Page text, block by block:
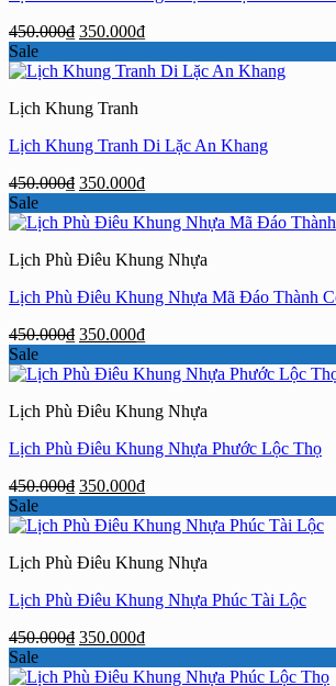
450.000₫ Giá
là:
350.000₫Giá
tại
Sale
Lịch Khung Tranh
Lịch Khung Tranh Di Lặc An Khang
450.000₫ Giá
là:
350.000₫Giá
tại
350.000₫.
Sale
Lịch Phù Điêu Khung Nhựa
Lịch Phù Điêu Khung Nhựa Mã Đáo Thành
450.000₫ Giá
là:
350.000₫Giá
tại
350.000₫.
Sale
Lịch Phù Điêu Khung Nhựa
Lịch Phù Điêu Khung Nhựa Phước Lộc Thọ
450.000₫ Giá
là:
350.000₫Giá
tại
350.000₫.
Sale
Lịch Phù Điêu Khung Nhựa
Lịch Phù Điêu Khung Nhựa Phúc Tài Lộc
450.000₫ Giá
là:
350.000₫Giá
tại
Sale